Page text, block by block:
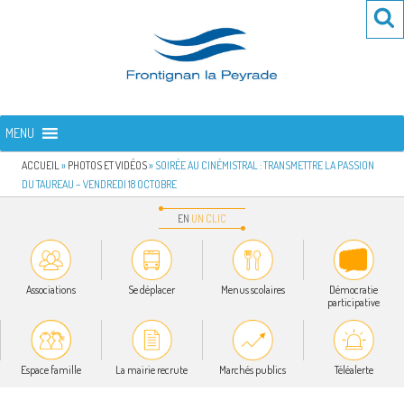
FRONTIGNAN LA PEYRADE
MENU
ACCUEIL » PHOTOS ET VIDÉOS» SOIRÉE AU CINÉMISTRAL : TRANSMETTRE LA PASSION
DU TAUREAU – VENDREDI 18 OCTOBRE
EN UN CLIC
Associations Se déplacer Menus scolaires
Démocratie
participative
Espace famille La mairie recrute Marchés publics Téléalerte